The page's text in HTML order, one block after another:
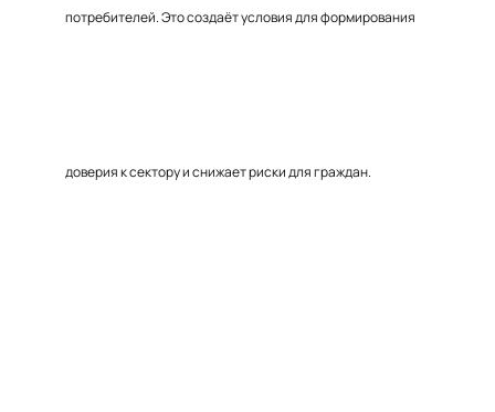
потребителей. Это создаёт условия для формирования
доверия к сектору и снижает риски для граждан.